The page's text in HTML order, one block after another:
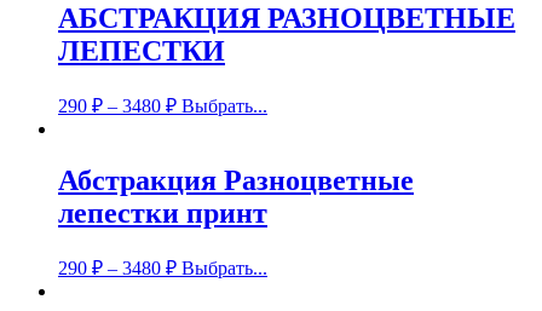
АБСТРАКЦИЯ РАЗНОЦВЕТНЫЕ
ЛЕПЕСТКИ
290 ₽ – 3480 ₽ Выбрать...
Абстракция Разноцветные
лепестки принт
290 ₽ – 3480 ₽ Выбрать...